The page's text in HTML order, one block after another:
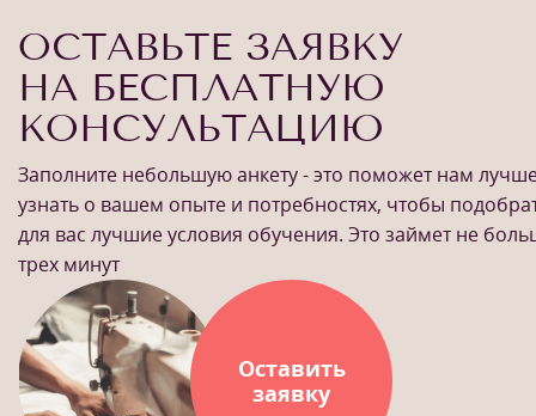
ОСТАВЬТЕ ЗАЯВКУ
НА БЕСПЛАТНУЮ
КОНСУЛЬТАЦИЮ
Заполните небольшую анкету - это поможет нам
узнать о вашем опыте и потребностях, чтобы
для вас лучшие условия обучения. Это займет не
трех минут
Оставить
заявку